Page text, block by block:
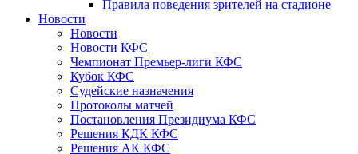
Правила поведения зрителей на стадионе
Новости
Новости
Новости КФС
Чемпионат Премьер-лиги КФС
Кубок КФС
Судейские назначения
Протоколы матчей
Постановления Президиума КФС
Решения КДК КФС
Решения АК КФС